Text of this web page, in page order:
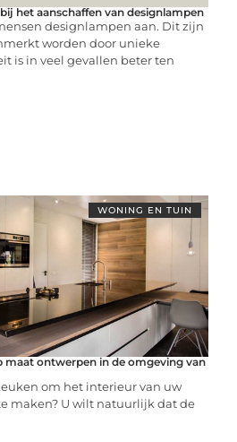
het aanschaffen van designlampen
designlampen aan. Dit zijn
worden door unieke
is in veel gevallen beter ten
WONING EN TUIN
maat ontwerpen in de omgeving van
om het interieur van uw
maken? U wilt natuurlijk dat de